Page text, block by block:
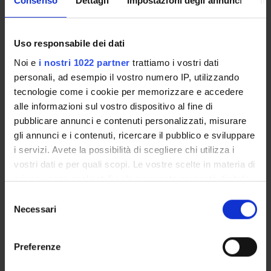
Uso responsabile dei dati
Noi e i nostri 1022 partner trattiamo i vostri dati
personali, ad esempio il vostro numero IP, utilizzando
tecnologie come i cookie per memorizzare e accedere
alle informazioni sul vostro dispositivo al fine di
pubblicare annunci e contenuti personalizzati, misurare
gli annunci e i contenuti, ricercare il pubblico e sviluppare
i servizi. Avete la possibilità di scegliere chi utilizza i
vostri dati e per quali scopi. Le vostre scelte in materia di
privacy sono applicabili solo su questa proprietà digitale
modificare o revocare il proprio consenso in qualsiasi
momento dalla Dichiarazione sui cookie o facendo clic
Necessari
Preferenze
Prerequisites and basic notions
A good knowledge of key microeconomics principles is
strongly recommended. On this subject students are invited
to follow the relevant bibliographic indications provided in the
Microeconomics course.
A basic knowldge of public economics is helpful (see the
reference material for useful textbooks)
Program
Main Subjects
- Taxation: impact on investment decisions and labor supply;
- Social security: impact on investment decisions and labor
- Imperfect Competition, Market Regulation and Regulatory
Reforms; Auctions and Procurement.